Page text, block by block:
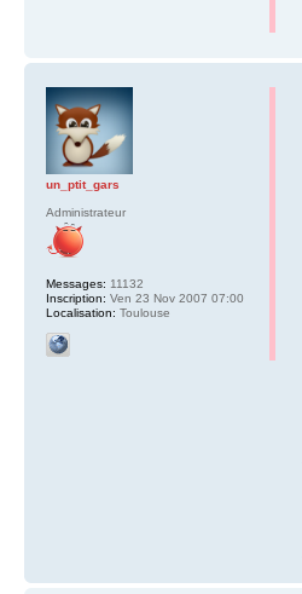
un_ptit_gars
Administrateur
Messages: 11132
Inscription: Ven 23 Nov 2007 07:00
Localisation: Toulouse